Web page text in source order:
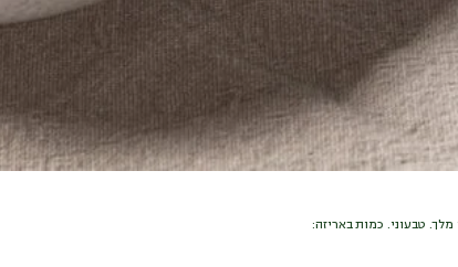
טבעוני. כמות באריזה: